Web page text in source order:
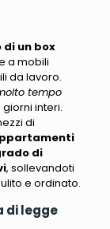
un box
a mobili
da lavoro.
tempo
interi.
di
di
, sollevandoti
e ordinato.
di legge